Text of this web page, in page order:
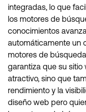
integradas, lo que
los motores de
conocimientos
automáticamente un
motores de
garantiza que su sitio
atractivo, sino que
rendimiento y la
diseño web pero